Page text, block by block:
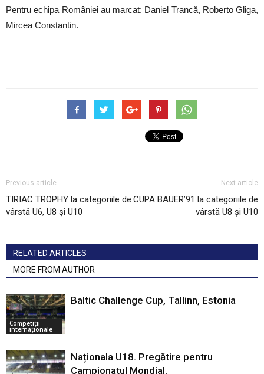
Pentru echipa României au marcat: Daniel Trancă, Roberto Gliga,
Mircea Constantin.
Previous article
TIRIAC TROPHY la categoriile de
vârstă U6, U8 și U10
Next article
CUPA BAUER’91 la categoriile de
vârstă U8 și U10
RELATED ARTICLES
MORE FROM AUTHOR
Competiții
internaționale
Baltic Challenge Cup, Tallinn, Estonia
Naționala U18. Pregătire pentru
Campionatul Mondial.